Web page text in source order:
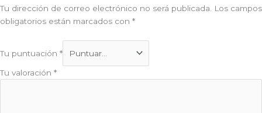
Tu dirección de correo electrónico no será publicada.
Los campos
obligatorios están marcados con *
Tu puntuación *
Tu valoración *